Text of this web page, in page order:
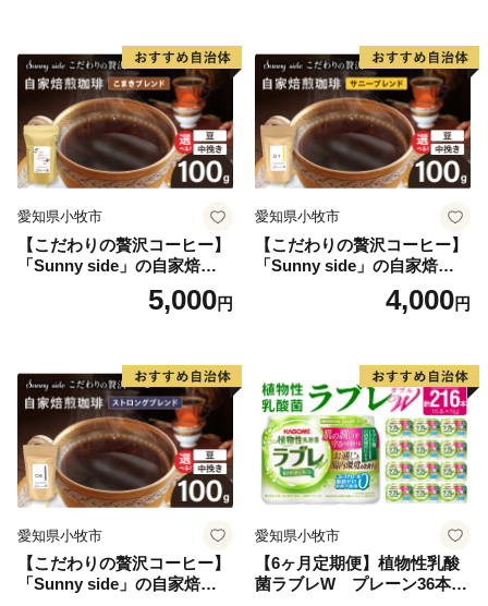
愛知県小牧市
【こだわりの贅沢コーヒー】
「Sunny side」の自家焙煎珈
琲こまきブレンド（100g）
5,000円
愛知県小牧市
【こだわりの贅沢コーヒー】
「Sunny side」の自家焙煎珈
琲サニーブレンド（100g）
4,000円
愛知県小牧市
【こだわりの贅沢コーヒー】
「Sunny side」の自家焙煎珈
愛知県小牧市
【6ヶ月定期便】植物性乳酸
菌ラブレW プレーン36本